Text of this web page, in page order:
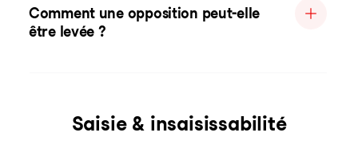
Comment une opposition peut-elle
être levée ?
Saisie & insaisissabilité